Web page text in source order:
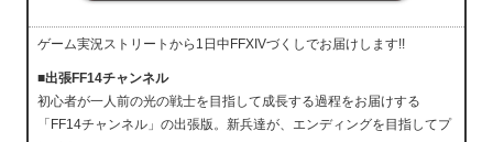
ゲーム実況ストリートから1日中FFXIVづくしでお届けします!!
■出張FF14チャンネル
初心者が一人前の光の戦士を目指して成長する過程をお届けする
「FF14チャンネル」の出張版。新兵達が、エンディングを目指してプ